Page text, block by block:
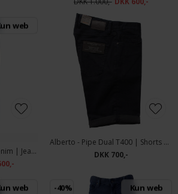
web
Alberto - Pipe organic denim | Jeans 1381 896 Navy
Alberto - Pipe Dual T400 | Shorts Navy
DKK 700,-
web -40% Kun web